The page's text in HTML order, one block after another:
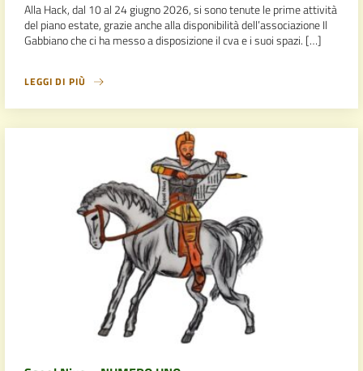
Alla Hack, dal 10 al 24 giugno 2026, si sono tenute le prime attività
del piano estate, grazie anche alla disponibilità dell’associazione Il
Gabbiano che ci ha messo a disposizione il cva e i suoi spazi. […]
LEGGI DI PIÙ